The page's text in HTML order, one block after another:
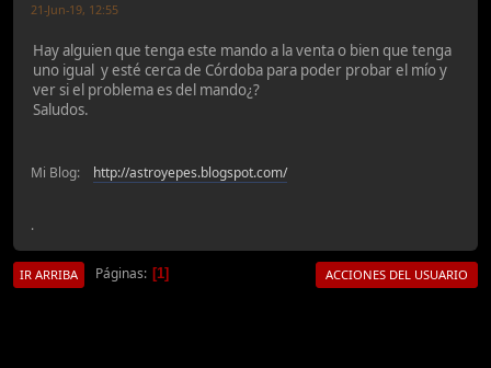
21-Jun-19, 12:55
Hay alguien que tenga este mando a la venta o bien que tenga
uno igual y esté cerca de Córdoba para poder probar el mío y
ver si el problema es del mando¿?
Saludos.
Mi Blog: http://astroyepes.blogspot.com/
.
IR ARRIBA Páginas 1 ACCIONES DEL USUARIO